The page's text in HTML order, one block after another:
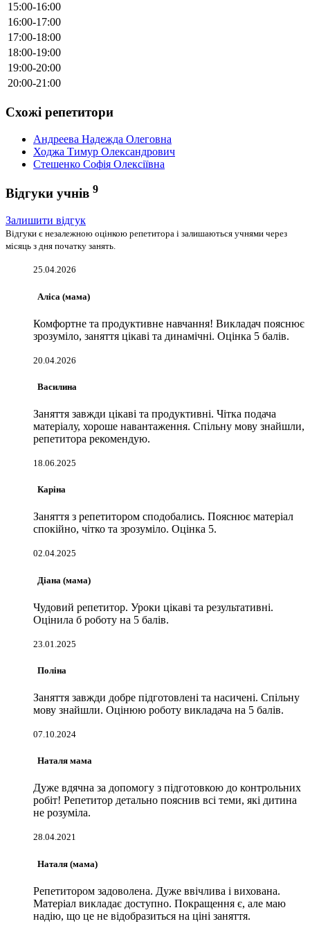
15:00-16:00
16:00-17:00
17:00-18:00
18:00-19:00
19:00-20:00
20:00-21:00
Схожі репетитори
Андреева Надежда Олеговна
Ходжа Тимур Олександрович
Стешенко Софія Олексіївна
Відгуки учнів 9
Залишити відгук
Відгуки є незалежною оцінкою репетитора і залишаються учнями через
місяць з дня початку занять.
25.04.2026
Аліса (мама)
Комфортне та продуктивне навчання! Викладач пояснює
зрозуміло, заняття цікаві та динамічні. Оцінка 5 балів.
20.04.2026
Василина
Заняття завжди цікаві та продуктивні. Чітка подача
матеріалу, хороше навантаження. Спільну мову знайшли,
репетитора рекомендую.
18.06.2025
Каріна
Заняття з репетитором сподобались. Пояснює матеріал
спокійно, чітко та зрозуміло. Оцінка 5.
02.04.2025
Діана (мама)
Чудовий репетитор. Уроки цікаві та результативні.
Оцінила б роботу на 5 балів.
23.01.2025
Поліна
Заняття завжди добре підготовлені та насичені. Спільну
мову знайшли. Оцінюю роботу викладача на 5 балів.
07.10.2024
Наталя мама
Дуже вдячна за допомогу з підготовкою до контрольних
робіт! Репетитор детально пояснив всі теми, які дитина
не розуміла.
28.04.2021
Наталя (мама)
Репетитором задоволена. Дуже ввічлива і вихована.
Матеріал викладає доступно. Покращення є, але маю
надію, що це не відобразиться на ціні заняття.